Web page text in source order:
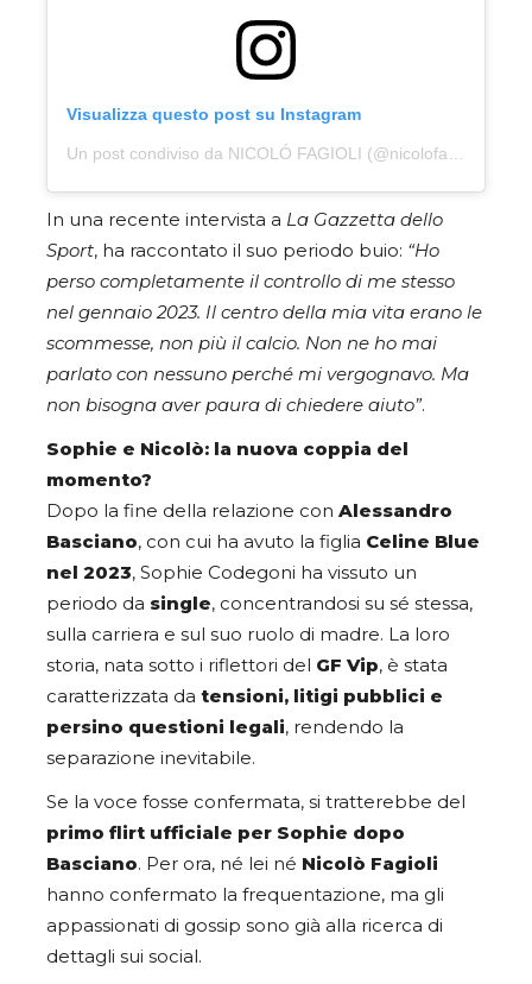
Visualizza questo post su Instagram
In una recente intervista a La Gazzetta dello
Sport, ha raccontato il suo periodo buio: “Ho
perso completamente il controllo di me stesso
nel gennaio 2023. Il centro della mia vita erano le
scommesse, non più il calcio. Non ne ho mai
parlato con nessuno perché mi vergognavo. Ma
non bisogna aver paura di chiedere aiuto”.
Sophie e Nicolò: la nuova coppia del
momento?
Dopo la fine della relazione con Alessandro
Basciano, con cui ha avuto la figlia Celine Blue
nel 2023, Sophie Codegoni ha vissuto un
periodo da single, concentrandosi su sé stessa,
sulla carriera e sul suo ruolo di madre. La loro
storia, nata sotto i riflettori del GF Vip, è stata
caratterizzata da tensioni, litigi pubblici e
persino questioni legali, rendendo la
separazione inevitabile.
Se la voce fosse confermata, si tratterebbe del
primo flirt ufficiale per Sophie dopo
Basciano. Per ora, né lei né Nicolò Fagioli
hanno confermato la frequentazione, ma gli
appassionati di gossip sono già alla ricerca di
dettagli sui social.